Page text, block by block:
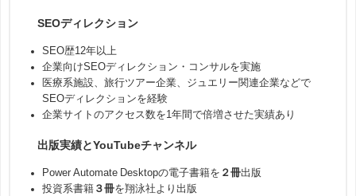
SEOディレクション
SEO歴12年以上
企業向けSEOディレクション・コンサルを実施
医療系施設、旅行ツアー企業、ジュエリー関連企業などで
SEOディレクションを経験
企業サイトのアクセス数を1年間で倍増させた実績あり
出版実績とYouTubeチャンネル
Power Automate Desktopの電子書籍を ２冊出版
投資系書籍 ３冊を翔泳社より出版